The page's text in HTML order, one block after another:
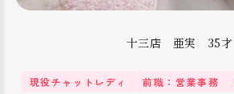
十三店 亜実 35才
現役チャットレディ 前職：営業事務